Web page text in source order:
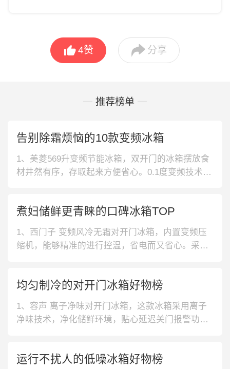
4赞  分享
推荐榜单
告别除霜烦恼的10款变频冰箱
1、美菱569升变频节能冰箱，双开门的冰箱摆放食
材井然有序，存取起来方便省心。0.1度变频技术，
层工艺，防油污易清洁，方便日常打理。采用黄金
高腰线设计，不磕碰厨房台面，开门更自由。3、海
信法式多门电冰箱，这款多
煮妇储鲜更青睐的口碑冰箱TOP
1、西门子 变频风冷无霜对开门冰箱，内置变频压
缩机，能够精准的进行控温，省电而又省心。采用
箱，拥有自动除霜设计，能够有效提升制冷效率，
使得冰箱温度适宜，恒温保鲜。610升大容量空间，
可以满足日常的存储需求。3、美
均匀制冷的对开门冰箱好物榜
1、容声 离子净味对开门冰箱，这款冰箱采用离子
净味技术，净化储鲜环境，贴心延迟关门报警功
小，食材久存鲜不变，EDO净味保鲜，自动释放负
运行不扰人的低噪冰箱好物榜